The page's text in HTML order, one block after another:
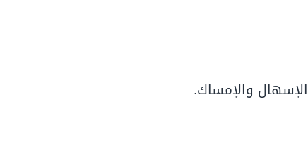
والإمساك.